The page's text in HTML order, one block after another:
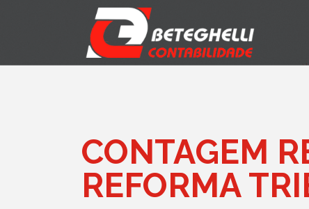
CONTAGEM
REFORMA